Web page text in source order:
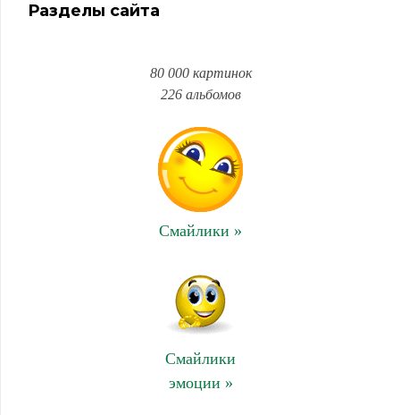
Разделы сайта
80 000 картинок
226 альбомов
Смайлики »
Смайлики
эмоции »